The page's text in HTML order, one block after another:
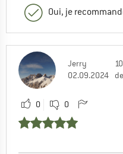
Oui, je
Jerry
02.09.2024
0 0